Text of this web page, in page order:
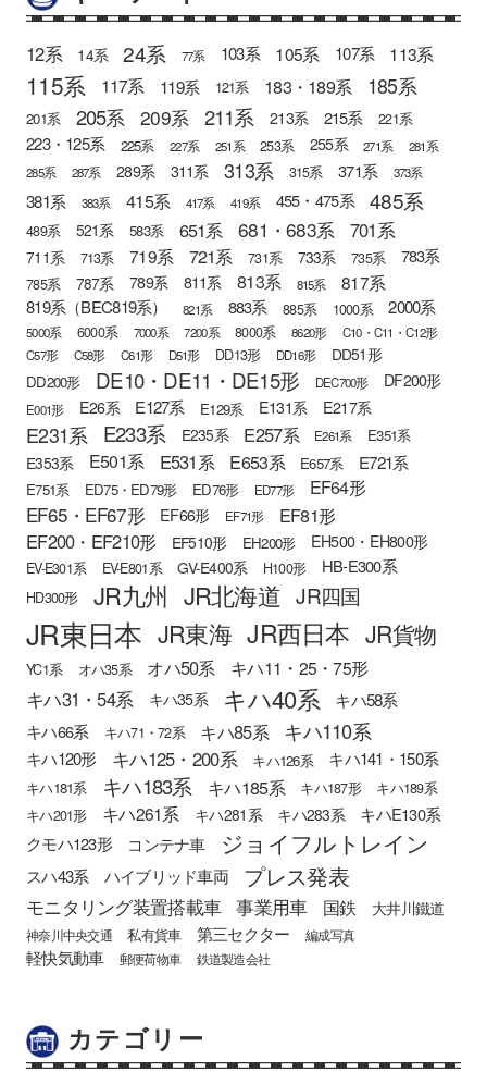
12系 14系 24系 77系 103系 105系 107系 113系
115系 117系 119系 121系 183・189系 185系
201系 205系 209系 211系 213系 215系 221系
223・125系 225系 227系 251系 253系 255系 271系
281系
285系
287系 289系 311系 313系 315系 371系 373系
381系 383系 415系 417系 419系 455・475系 485系
489系 521系 583系 651系 681・683系 701系
711系 713系 719系 721系 731系 733系 735系 783系
785系 787系 789系 811系 813系 815系 817系
819系（BEC819系） 821系 883系 885系 1000系 2000系
5000系 6000系 7000系 7200系 8000系 8620形
C10・C11・C12形
C57形
C58形 C61形 D51形 DD13形 DD16形 DD51形
DD200形 DE10・DE11・DE15形 DEC700形 DF200形
E001形 E26系 E127系 E129系 E131系 E217系
E231系 E233系 E235系 E257系 E261系 E351系
E353系 E501系 E531系 E653系 E657系 E721系
E751系 ED75・ED79形 ED76形 ED77形 EF64形
EF65・EF67形 EF66形 EF71形
EF81形
EF200・EF210形
EF510形 EH200形 EH500・EH800形
EV-E301系 EV-E801系 GV-E400系 H100形 HB-E300系
HD300形 JR九州 JR北海道 JR四国
JR東日本 JR東海 JR西日本 JR貨物
YC1系 オハ35系 オハ50系 キハ11・25・75形
キハ31・54系 キハ35系 キハ40系 キハ58系
キハ66系 キハ71・72系 キハ85系 キハ110系
キハ120形 キハ125・200系 キハ126系 キハ141・150系
キハ181系 キハ183系 キハ185系 キハ187形
キハ189系
キハ201形
キハ261系 キハ281系 キハ283系
キハE130系
クモハ123形
コンテナ車 ジョイフルトレイン
スハ43系 ハイブリッド車両 プレス発表
モニタリング装置搭載車 事業用車 国鉄 大井川鐵道
神奈川中央交通 私有貨車 第三セクター 編成写真
軽快気動車 郵便荷物車 鉄道製造会社
カテゴリー